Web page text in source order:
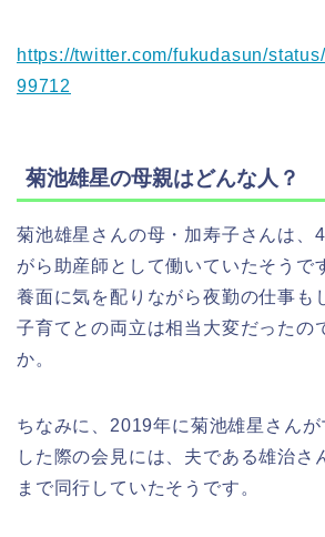
https://twitter.com/fukudasun/
99712
菊池雄星の母親はどんな人？
菊池雄星さんの母・加寿子さんは、
がら助産師として働いていたそうで
養面に気を配りながら夜勤の仕事も
子育てとの両立は相当大変だったの
か。
ちなみに、2019年に菊池雄星さんが
した際の会見には、夫である雄治さ
まで同行していたそうです。